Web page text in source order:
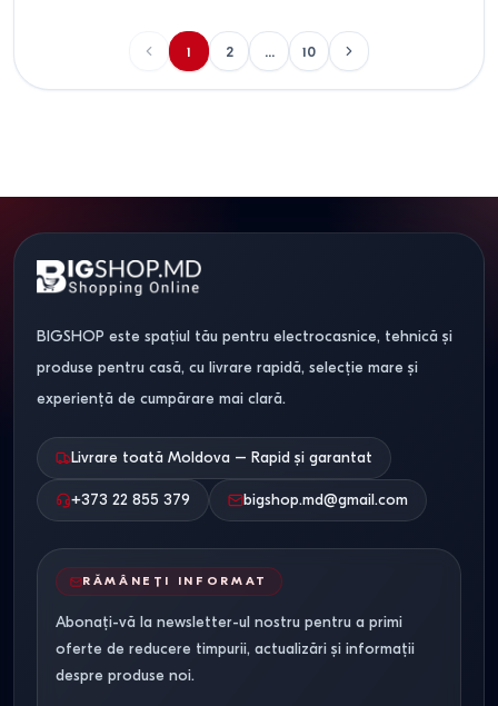
1 2 ... 10
BIGSHOP este spațiul tău pentru electrocasnice, tehnică și
produse pentru casă, cu livrare rapidă, selecție mare și
experiență de cumpărare mai clară.
Livrare toată Moldova – Rapid și garantat
+373 22 855 379 bigshop.md@gmail.com
RĂMÂNEȚI INFORMAT
Abonați-vă la newsletter-ul nostru pentru a primi
oferte de reducere timpurii, actualizări și informații
despre produse noi.